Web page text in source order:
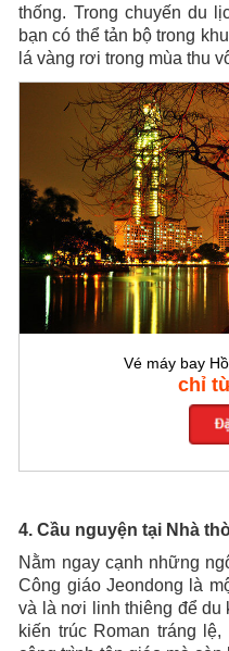
thống. Trong chuyến du
bạn có thể tản bộ trong
lá vàng rơi trong mùa thu
Vé máy bay
chỉ
4. Cầu nguyện tại Nhà
Nằm ngay cạnh những
Công giáo Jeondong là
và là nơi linh thiêng để du
kiến trúc Roman tráng